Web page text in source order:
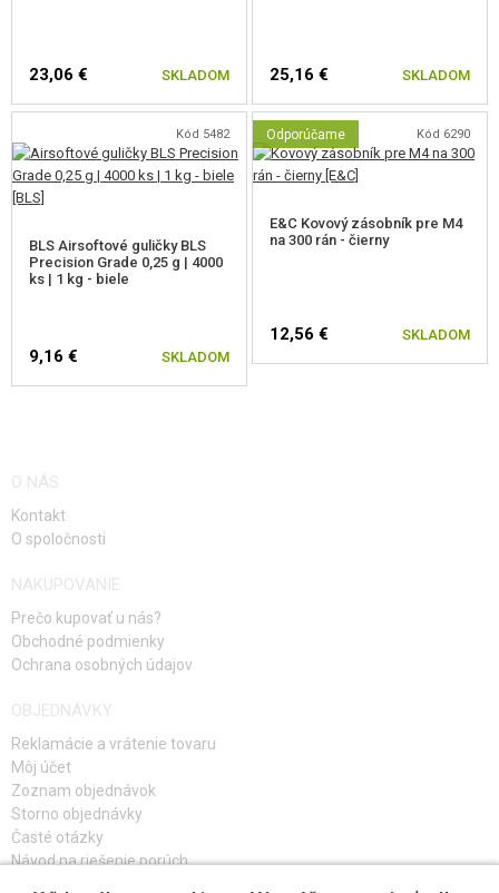
23,06 € SKLADOM 25,16 € SKLADOM
Kód 5482
BLS Airsoftové guličky BLS
Precision Grade 0,25 g | 4000
ks | 1 kg - biele
9,16 € SKLADOM
Odporúčame Kód 6290
E&C Kovový zásobník pre M4
na 300 rán - čierny
12,56 € SKLADOM
O NÁS
Kontakt
O spoločnosti
NAKUPOVANIE
Prečo kupovať u nás?
Obchodné podmienky
Ochrana osobných údajov
OBJEDNÁVKY
Reklamácie a vrátenie tovaru
Môj účet
Zoznam objednávok
Storno objednávky
Časté otázky
Návod na riešenie porúch